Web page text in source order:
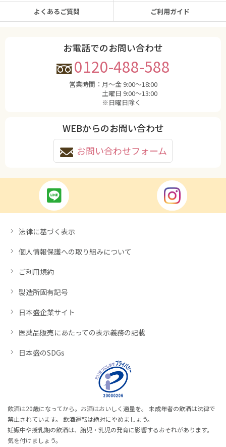
よくあるご質問 ご利用ガイド
お電話でのお問い合わせ
0120-488-588
営業時間： 月〜金 9:00〜18:00
土曜日 9:00〜13:00
※日曜日除く
WEBからのお問い合わせ
お問い合わせフォーム
法律に基づく表示
個人情報保護への取り組みについて
ご利用規約
製造所固有記号
日本盛企業サイト
医薬品販売にあたっての表示義務の記載
日本盛のSDGs
飲酒は20歳になってから。お酒はおいしく適量を。 未成年者の飲酒は法律で
禁止されています。 飲酒運転は絶対にやめましょう。
妊娠中や授乳期の飲酒は、胎児・乳児の発育に影響するおそれがあります。
気を付けましょう。